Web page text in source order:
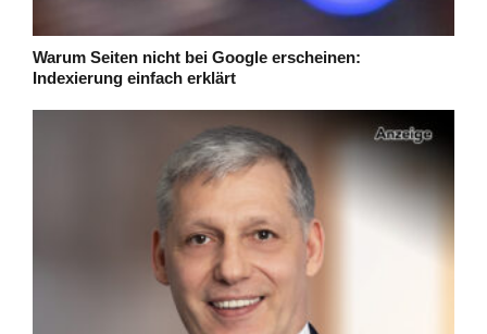
Warum Seiten nicht bei Google erscheinen:
Indexierung einfach erklärt